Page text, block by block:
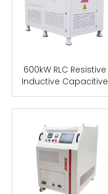
600kW RLC Resistive
Inductive Capacitive
Tiga fasa 415V Load